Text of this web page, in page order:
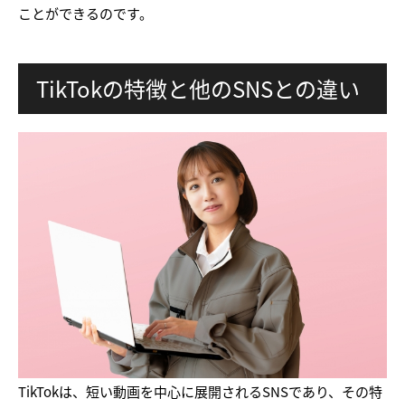
ことができるのです。
TikTokの特徴と他のSNSとの違い
TikTokは、短い動画を中心に展開されるSNSであり、その特